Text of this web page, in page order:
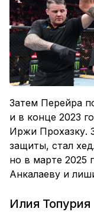
Затем Перейра
и в конце 2023
Иржи Прохазку.
защиты, стал
но в марте 2025
Анкалаеву и
Илия Топурия